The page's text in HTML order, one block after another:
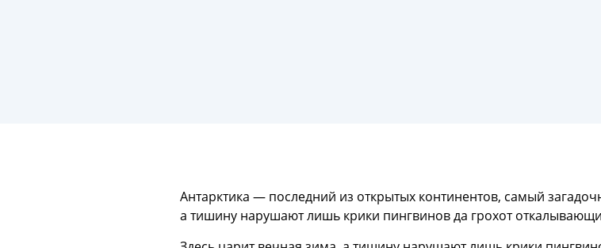
Антарктика — последний из открытых континентов, самый
а тишину нарушают лишь крики пингвинов да грохот